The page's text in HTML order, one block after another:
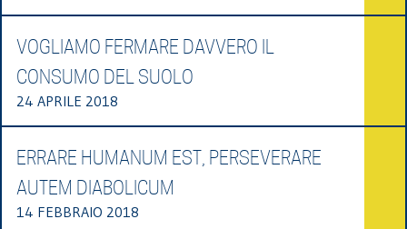
VOGLIAMO FERMARE DAVVERO IL
CONSUMO DEL SUOLO
24 APRILE 2018
ERRARE HUMANUM EST, PERSEVERARE
AUTEM DIABOLICUM
14 FEBBRAIO 2018